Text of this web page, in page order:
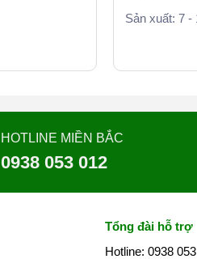
Sản xuất: 7 -
HOTLINE MIỀN BẮC
0938 053 012
Tổng đài hỗ trợ
Hotline: 0938